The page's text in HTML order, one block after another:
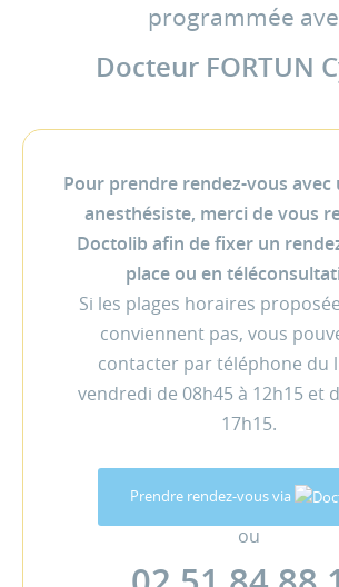
programmée
Docteur FORTUN
Pour prendre rendez-vous avec
anesthésiste, merci de vous
Doctolib afin de fixer un
place ou en
Si les plages horaires
conviennent pas, vous
contacter par téléphone du
vendredi de 08h45 à 12h15 et
17h15.
Prendre rendez-vous via
ou